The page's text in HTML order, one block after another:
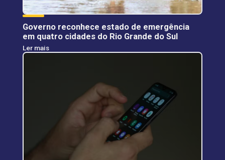
Governo reconhece estado de emergência
em quatro cidades do Rio Grande do Sul
Ler mais